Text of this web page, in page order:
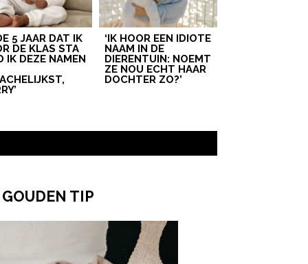
5 JAAR DAT IK
DE KLAS STA
IK DEZE NAMEN
‘IK HOOR EEN IDIOTE
NAAM IN DE
DIERENTUIN: NOEMT
ZE NOU ECHT HAAR
DOCHTER ZO?’
TIP